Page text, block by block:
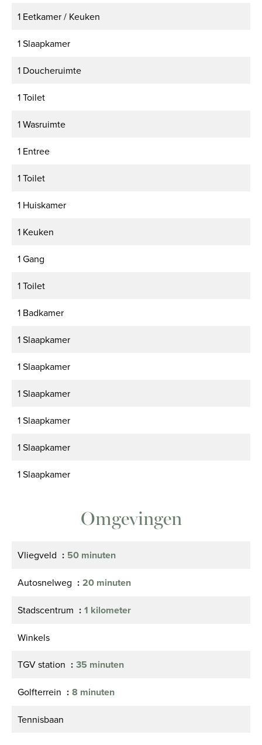
1 Eetkamer / Keuken
1 Slaapkamer
1 Doucheruimte
1 Toilet
1 Wasruimte
1 Entree
1 Toilet
1 Huiskamer
1 Keuken
1 Gang
1 Toilet
1 Badkamer
1 Slaapkamer
1 Slaapkamer
1 Slaapkamer
1 Slaapkamer
1 Slaapkamer
1 Slaapkamer
Omgevingen
Vliegveld 50 minuten
Autosnelweg 20 minuten
Stadscentrum 1 kilometer
Winkels
TGV station 35 minuten
Golfterrein 8 minuten
Tennisbaan